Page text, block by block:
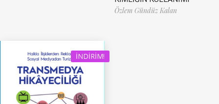
Özlem Gündüz Kalan
İNDIRIM!